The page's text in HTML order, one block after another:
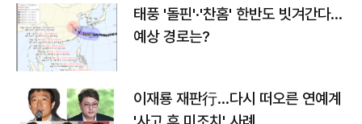
태풍 '돌핀'·'찬홈' 한반도 빗겨간다…
예상 경로는?
이재룡 재판行…다시 떠오른 연예계